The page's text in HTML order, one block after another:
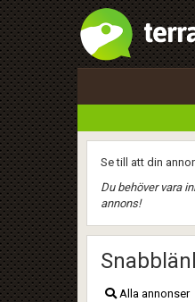
Se till att din
Du behöver vara
annons!
Alla annonser